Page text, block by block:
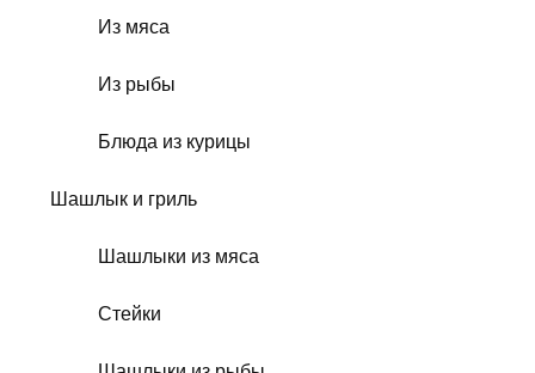
Из мяса
Из рыбы
Блюда из курицы
Шашлык и гриль
Шашлыки из мяса
Стейки